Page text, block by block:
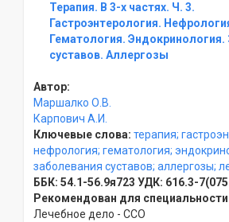
Терапия. В 3-х частях. Ч. 3.
Гастроэнтерология.
Гематология. Эндокринология.
суставов. Аллергозы
Автор:
Маршалко О.В.
Карпович А.И.
Ключевые слова: терапия;
нефрология; гематология;
заболевания суставов; аллергозы;
ББК: 54.1-56.9я723 УДК: 616.3-
Рекомендован для
Лечебное дело - ССO